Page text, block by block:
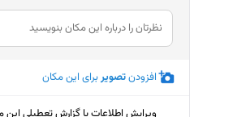
سه‌شنبه
چهارشنبه
پنجشنبه
افزودنتصویربرای این مکان